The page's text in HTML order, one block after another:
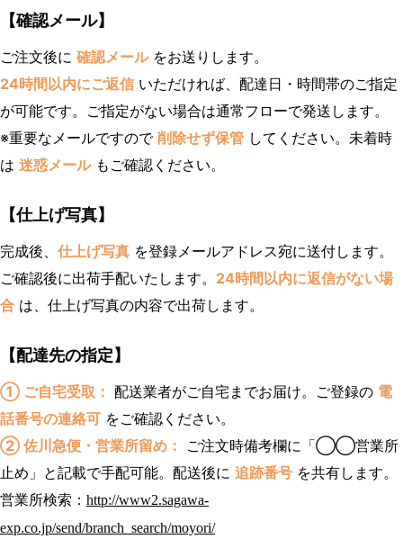
【確認メール】
ご注文後に 確認メールをお送りします。
24時間以内にご返信 いただければ、配達日・時間帯のご指定
が可能です。ご指定がない場合は通常フローで発送します。
※重要なメールですので 削除せず保管 してください。未着時
は 迷惑メールもご確認ください。
【仕上げ写真】
完成後、 仕上げ写真 を登録メールアドレス宛に送付します。
ご確認後に出荷手配いたします。 24時間以内に返信がない場
合 は、仕上げ写真の内容で出荷します。
【配達先の指定】
① ご自宅受取： 配送業者がご自宅までお届け。ご登録の 電
話番号の連絡可 をご確認ください。
② 佐川急便・営業所留め：
ご注文時備考欄に「◯◯営業所
止め」と記載で手配可能。配送後に 追跡番号 を共有します。
営業所検索： http://www2.sagawa-
exp.co.jp/send/branch_search/moyori/